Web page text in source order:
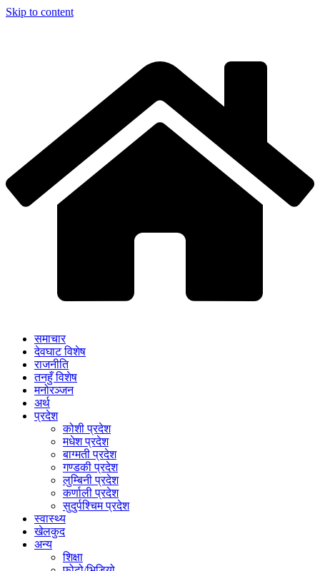
Skip to content
समाचार
देवघाट विशेष
राजनीति
तनहुँ विशेष
मनोरञ्जन
अर्थ
प्रदेश
कोशी प्रदेश
मधेश प्रदेश
बाग्मती प्रदेश
गण्डकी प्रदेश
लुम्बिनी प्रदेश
कर्णाली प्रदेश
सुदुर्पश्चिम प्रदेश
स्वास्थ्य
खेलकुद
अन्य
शिक्षा